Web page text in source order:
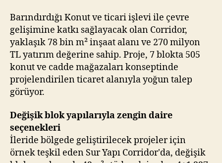
Barındırdığı Konut ve ticari işlevi ile çevre
gelişimine katkı sağlayacak olan Corridor,
yaklaşık 78 bin m² inşaat alanı ve 270 milyon
TL yatırım değerine sahip. Proje, 7 blokta 505
konut ve cadde mağazaları konseptinde
projelendirilen ticaret alanıyla yoğun talep
görüyor.
Değişik blok yapılarıyla zengin daire
seçenekleri
İleride bölgede geliştirilecek projeler için
örnek teşkil eden Sur Yapı Corridor'da, değişik